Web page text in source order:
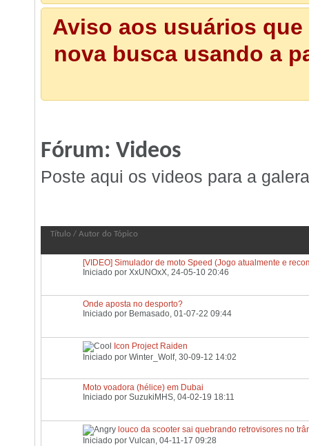
Aviso aos usuários
nova busca usando a
Fórum: Videos
Poste aqui os videos para a
Título / Autor do Tópico
[VIDEO] Simulador de moto Speed (Jogo atualmente e
Iniciado por XxUNOxX, 24-05-10 20:46
Onde aposta no desporto?
Iniciado por Bemasado, 01-07-22 09:44
Icon Project Raiden
Iniciado por Winter_Wolf, 30-09-12 14:02
Moto voadora (hélice) em Dubai
Iniciado por SuzukiMHS, 04-02-19 18:11
louco da scooter sai quebrando retrovisores no
Iniciado por Vulcan, 04-11-17 09:28